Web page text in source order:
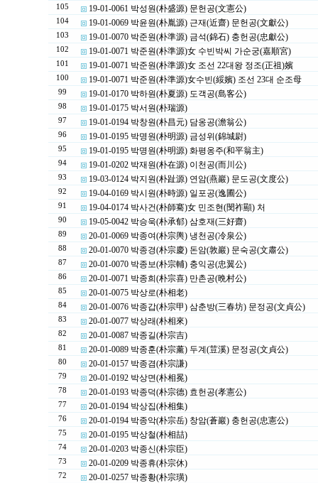
105 19-01-0061 박성원(朴盛源) 문헌공(文憲公)
104 19-01-0069 박윤원(朴胤源) 근재(近齋) 문헌공(文獻公)
103 19-01-0070 박준원(朴準源) 금석(錦石) 충헌공(忠獻公)
102 19-01-0071 박준원(朴準源)女 수빈박씨 가순궁(嘉順宮)
101 19-01-0071 박준원(朴準源)女 조선 22대왕 정조(正祖)嬪
100 19-01-0071 박준원(朴準源)女수빈(綏嬪) 조선 23대 순조母
99 19-01-0170 박하원(朴夏源) 도객공(島客公)
98 19-01-0175 박서원(朴瑞源)
97 19-01-0194 박창원(朴昌元) 담옹공(澹翁公)
96 19-01-0195 박명원(朴明源) 금성위(錦城尉)
95 19-01-0195 박명원(朴明源) 화평옹주(和平翁主)
94 19-01-0202 박재원(朴在源) 이천공(而川公)
93 19-03-0124 박지원(朴趾源) 연암(燕巖) 문도공(文度公)
92 19-04-0169 박시원(朴時源) 일포공(逸圃公)
91 19-04-0174 박사건(朴師騫)女 민조현(閔祚顯) 처
90 19-05-0042 박승욱(朴承郁) 삼호재(三好齋)
89 20-01-0069 박종여(朴宗輿) 냉천공(冷泉公)
88 20-01-0070 박종경(朴宗慶) 돈암(敦巖) 문숙공(文肅公)
87 20-01-0070 박종보(朴宗輔) 충익공(忠翼公)
86 20-01-0071 박종희(朴宗喜) 만촌공(晩村公)
85 20-01-0075 박상로(朴相老)
84 20-01-0076 박종갑(朴宗甲) 삼춘방(三春坊) 문정공(文貞公)
83 20-01-0077 박상래(朴相來)
82 20-01-0087 박종길(朴宗吉)
81 20-01-0089 박종훈(朴宗薰) 두계(荳溪) 문정공(文貞公)
80 20-01-0157 박종겸(朴宗謙)
79 20-01-0192 박상면(朴相冕)
78 20-01-0193 박종덕(朴宗德) 효헌공(孝憲公)
77 20-01-0194 박상집(朴相集)
76 20-01-0194 박종악(朴宗岳) 창암(蒼巖) 충헌공(忠憲公)
75 20-01-0195 박상철(朴相喆)
74 20-01-0203 박종신(朴宗臣)
73 20-01-0209 박종휴(朴宗休)
72 20-01-0257 박종황(朴宗璜)